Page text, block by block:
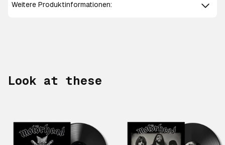
Weitere Produktinformationen:
Look at these